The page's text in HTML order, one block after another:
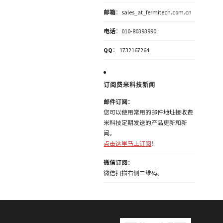
邮箱：sales_at_fermitech.com.cn
电话：010-80393990
QQ ： 1732167264
订阅费米科技新闻
邮件订阅：
您可以使用常用的邮件地址接收费
米科技定期发送的产品更新和新
闻。
点击这里马上订阅 ！
微信订阅：
微信扫描右侧二维码。